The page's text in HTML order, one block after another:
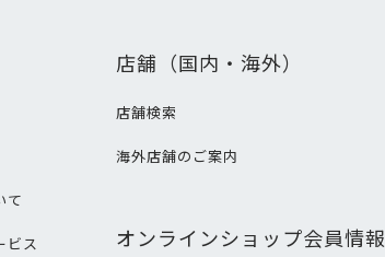
て
ビス
店舗（国内・海外）
店舗検索
海外店舗のご案内
オンラインショップ会員情報